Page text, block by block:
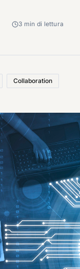
3 min di lettura
Collaboration